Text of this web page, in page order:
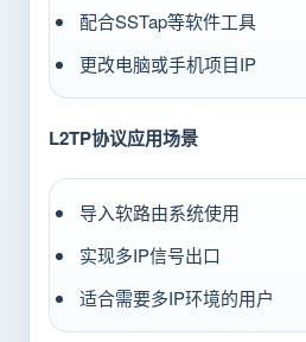
配合SSTap等软件工具
更改电脑或手机项目IP
L2TP协议应用场景
导入软路由系统使用
实现多IP信号出口
适合需要多IP环境的用户